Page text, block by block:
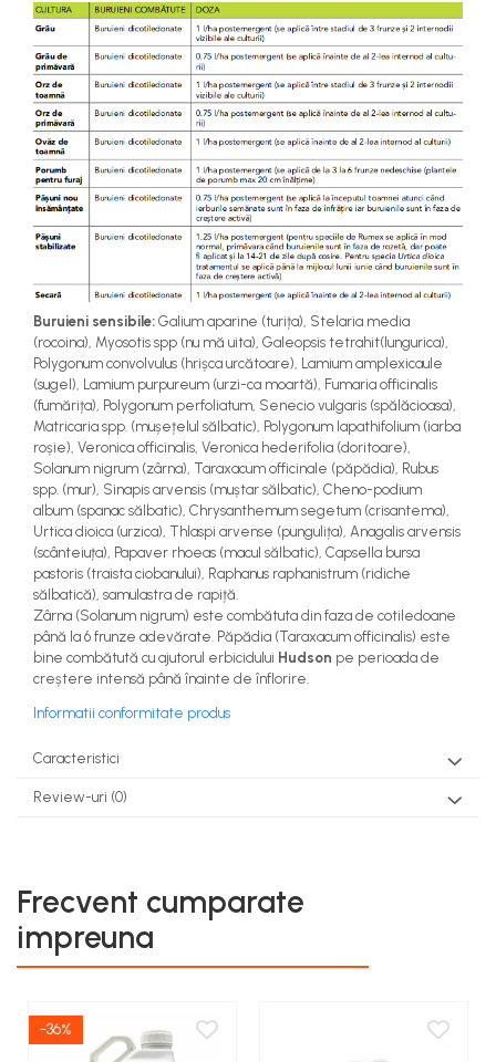
Buruieni sensibile: Galium aparine (turița), Stelaria media
(rocoina), Myosotis spp (nu mă uita), Galeopsis tetrahit(lungurica),
Polygonum convolvulus (hrișca urcătoare), Lamium amplexicaule
(sugel), Lamium purpureum (urzi-ca moartă), Fumaria officinalis
(fumărița), Polygonum perfoliatum, Senecio vulgaris (spălăcioasa),
Matricaria spp. (mușețelul sălbatic), Polygonum lapathifolium (iarba
roșie), Veronica officinalis, Veronica hederifolia (doritoare),
Solanum nigrum (zârna), Taraxacum officinale (păpădia), Rubus
spp. (mur), Sinapis arvensis (muștar sălbatic), Cheno-podium
album (spanac sălbatic), Chrysanthemum segetum (crisantema),
Urtica dioica (urzica), Thlaspi arvense (pungulița), Anagalis arvensis
(scânteiuța), Papaver rhoeas (macul sălbatic), Capsella bursa
pastoris (traista ciobanului), Raphanus raphanistrum (ridiche
sălbatică), samulastra de rapiță.
Zârna (Solanum nigrum) este combătuta din faza de cotiledoane
până la 6 frunze adevărate. Păpădia (Taraxacum officinalis) este
bine combătută cu ajutorul erbicidului Hudson pe perioada de
creștere intensă până înainte de înflorire.
Informatii conformitate produs
Caracteristici
Review-uri (0)
Frecvent cumparate
impreuna
-36%